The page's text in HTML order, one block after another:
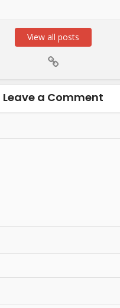
View all posts
Leave a Comment